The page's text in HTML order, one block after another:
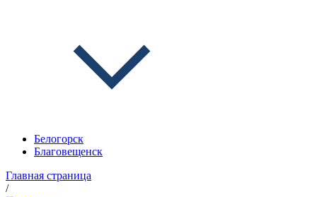
Белогорск
Благовещенск
Главная страница
/